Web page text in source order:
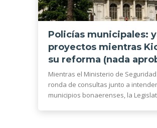
Policías municipales:
proyectos mientras
su reforma (nada
Mientras el Ministerio de
ronda de consultas junto a
municipios bonaerenses, la